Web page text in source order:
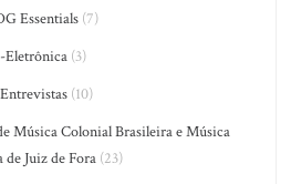
Essentials(7)
-Eletrônica (3)
(10)
Música Colonial Brasileira e Música
de Juiz de Fora (23)